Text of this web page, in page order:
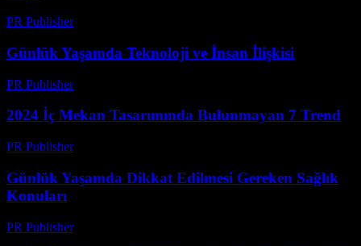
PR Publisher-
Günlük Yaşamda Teknoloji ve İnsan İlişkisi
PR Publisher-
2024 İç Mekan Tasarımında Bulunmayan 7 Trend
PR Publisher-
Günlük Yaşamda Dikkat Edilmesi Gereken Sağlık
Konuları
PR Publisher-